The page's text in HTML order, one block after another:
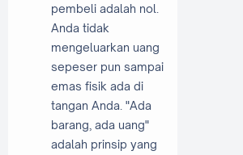
pembeli adalah nol.
Anda tidak
mengeluarkan uang
sepeser pun sampai
emas fisik ada di
tangan Anda. "Ada
barang, ada uang"
adalah prinsip yang